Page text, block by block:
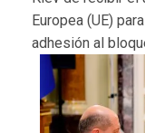
Europea (UE)
adhesión al